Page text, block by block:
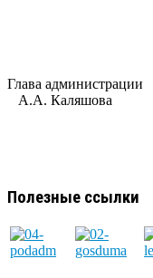
Глава
А.А. Каляшова
Полезные ссылки